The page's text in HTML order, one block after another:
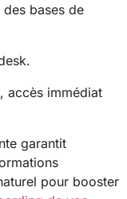
des bases de
accès immédiat
garantit
pour booster